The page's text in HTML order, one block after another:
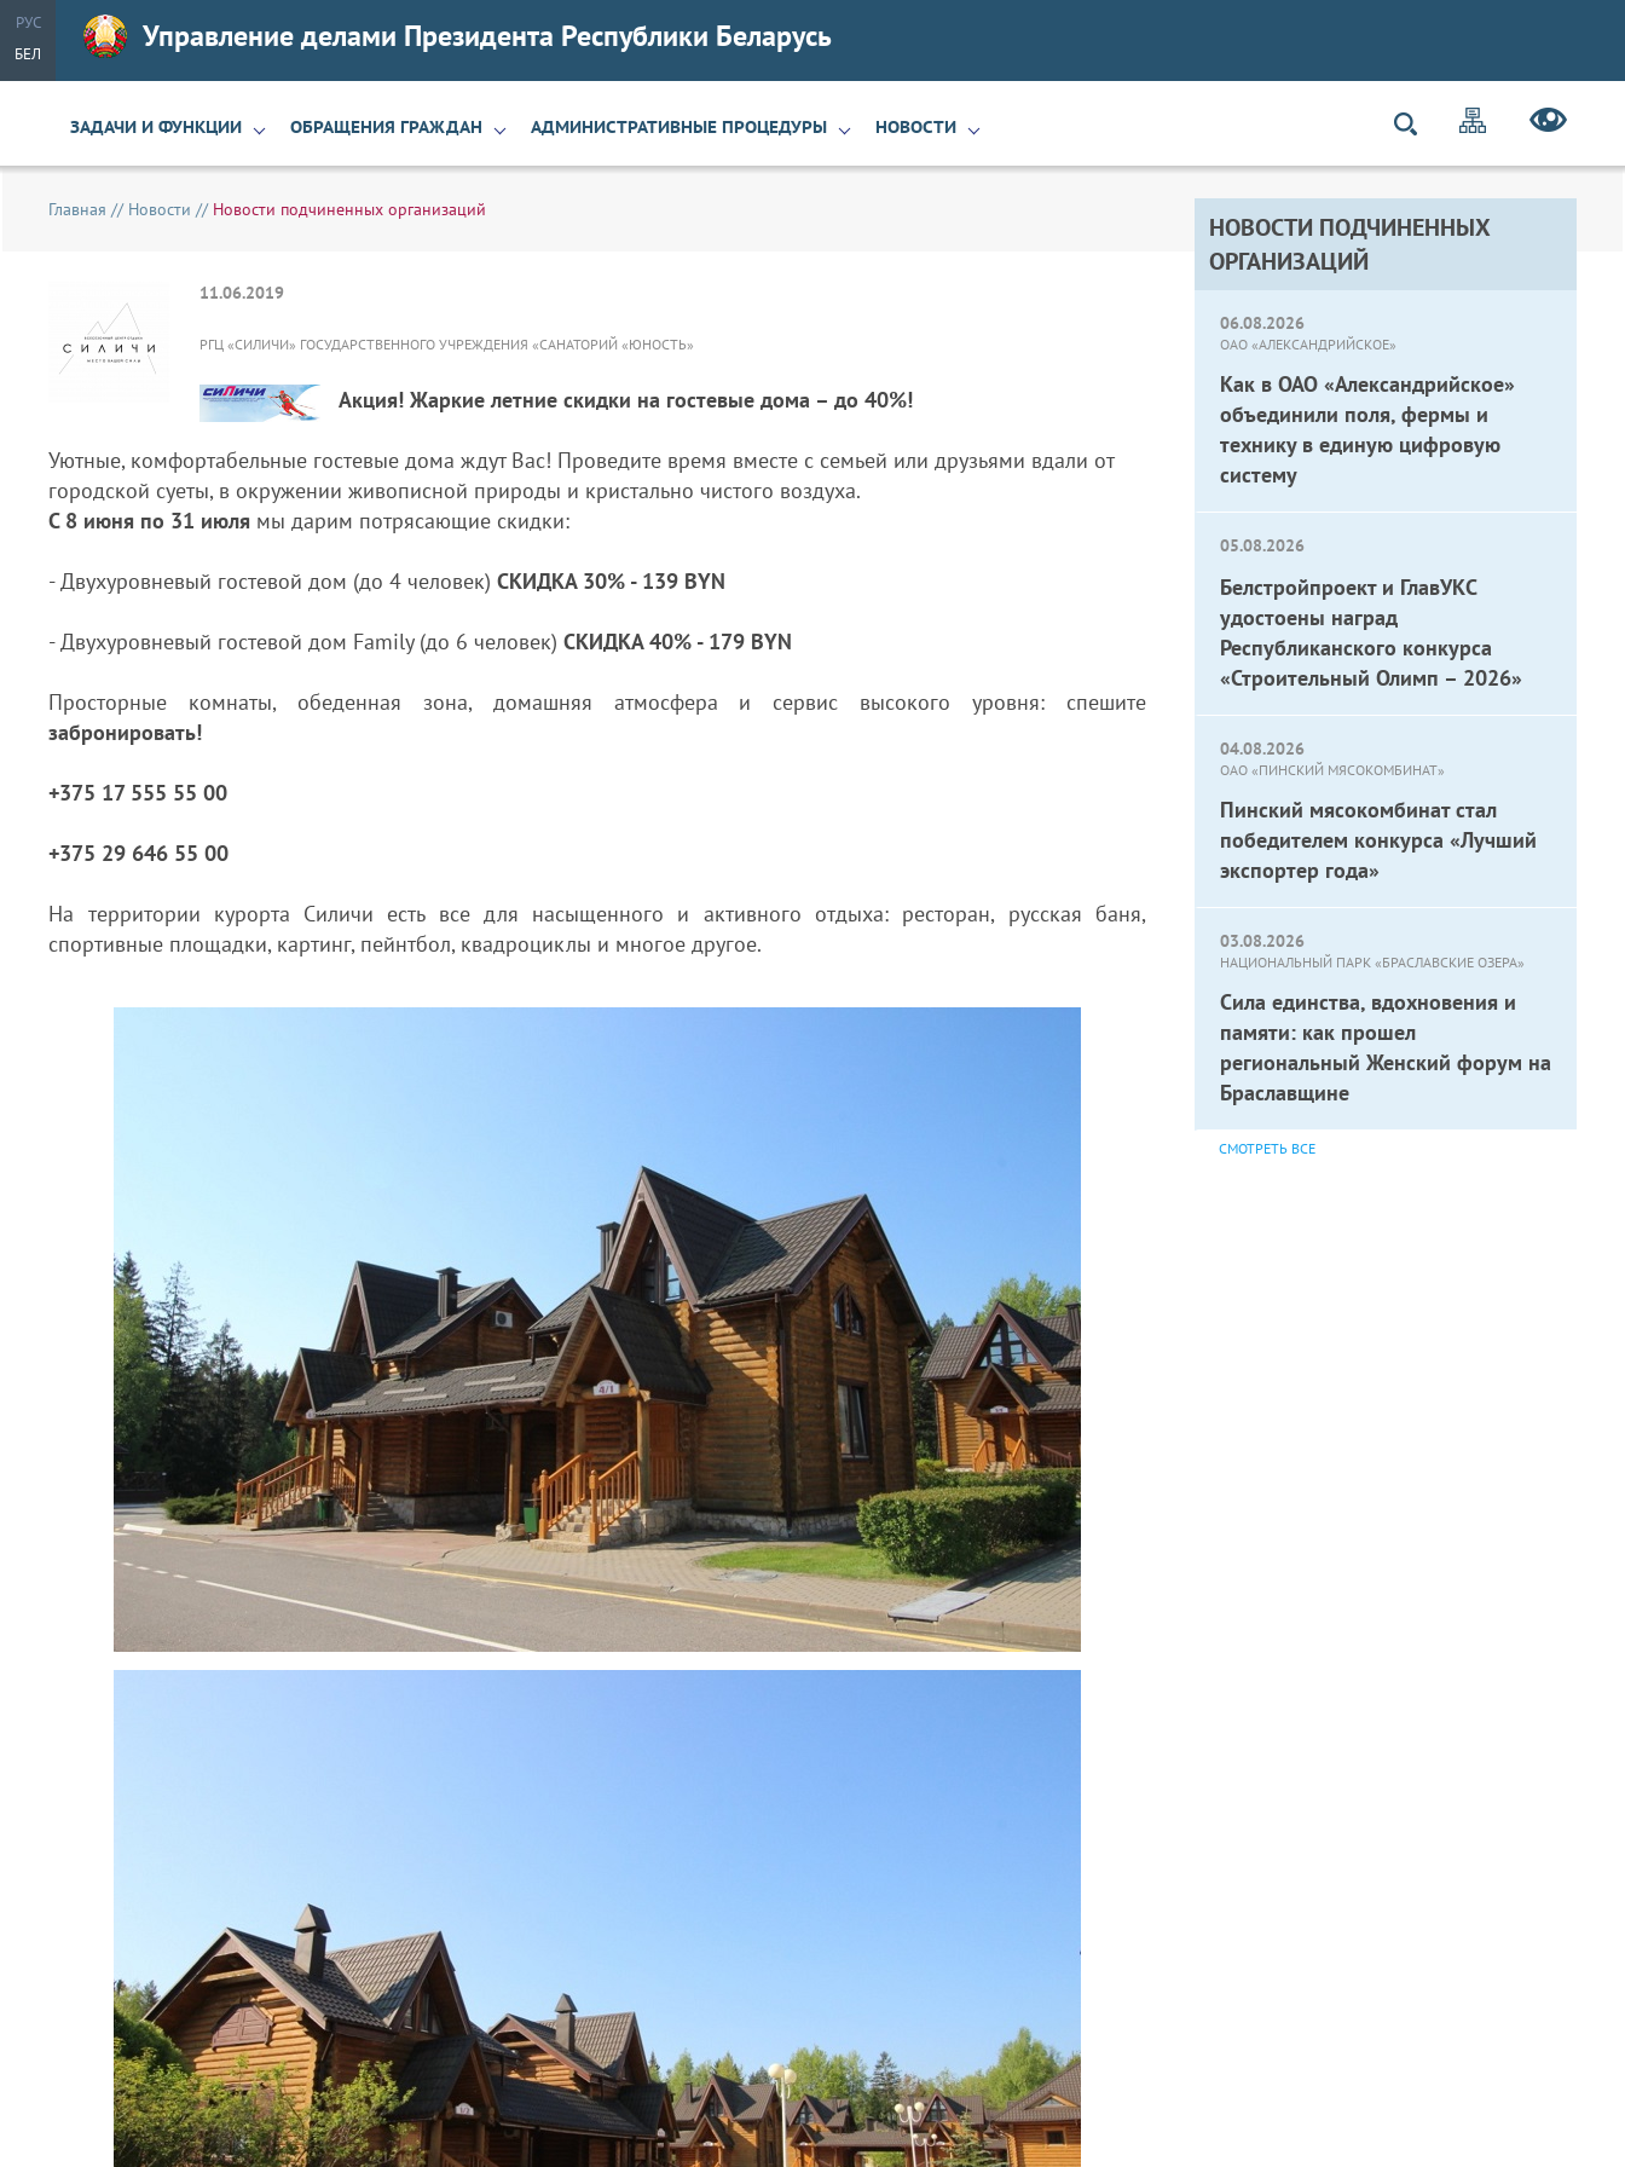
РУС
БЕЛ
Управление делами Президента Республики Беларусь
ЗАДАЧИ И ФУНКЦИИ ОБРАЩЕНИЯ ГРАЖДАН АДМИНИСТРАТИВНЫЕ ПРОЦЕДУРЫ НОВОСТИ
НОВОСТИ ПОДЧИНЕННЫХ
ОРГАНИЗАЦИЙ
06.08.2026
ОАО «АЛЕКСАНДРИЙСКОЕ»
Как в ОАО «Александрийское»
объединили поля, фермы и
технику в единую цифровую
систему
05.08.2026
Белстройпроект и ГлавУКС
удостоены наград
Республиканского конкурса
«Строительный Олимп – 2026»
04.08.2026
ОАО «ПИНСКИЙ МЯСОКОМБИНАТ»
Пинский мясокомбинат стал
победителем конкурса «Лучший
экспортер года»
03.08.2026
НАЦИОНАЛЬНЫЙ ПАРК «БРАСЛАВСКИЕ ОЗЕРА»
Сила единства, вдохновения и
памяти: как прошел
региональный Женский форум на
Браславщине
СМОТРЕТЬ ВСЕ
Главная // Новости // Новости подчиненных организаций
11.06.2019
РГЦ «СИЛИЧИ» ГОСУДАРСТВЕННОГО УЧРЕЖДЕНИЯ «САНАТОРИЙ «ЮНОСТЬ»
Акция! Жаркие летние скидки на гостевые дома – до 40%!
Уютные, комфортабельные гостевые дома ждут Вас! Проведите время вместе с семьей или друзьями вдали от
городской суеты, в окружении живописной природы и кристально чистого воздуха.
С 8 июня по 31 июля мы дарим потрясающие скидки:
- Двухуровневый гостевой дом (до 4 человек)СКИДКА 30% - 139 BYN
- Двухуровневый гостевой дом Family (до 6 человек)СКИДКА 40% - 179 BYN
Просторные комнаты, обеденная зона, домашняя атмосфера и сервис высокого уровня: спешите
забронировать!
+375 17 555 55 00
+375 29 646 55 00
На территории курорта Силичи есть все для насыщенного и активного отдыха: ресторан, русская баня,
спортивные площадки, картинг, пейнтбол, квадроциклы и многое другое.